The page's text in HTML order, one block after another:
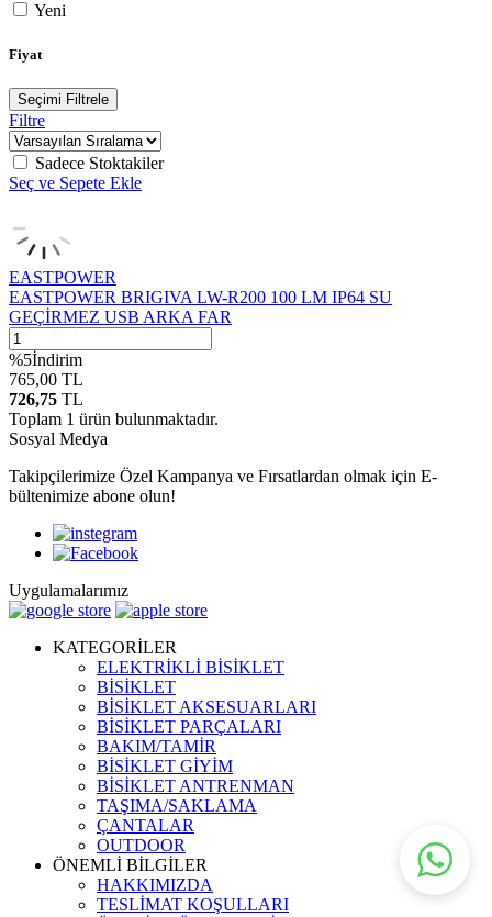
Yeni
Fiyat
Seçimi Filtrele
Filtre
Sadece Stoktakiler
Seç ve Sepete Ekle
EASTPOWER
EASTPOWER BRIGIVA LW-R200 100 LM IP64 SU
GEÇİRMEZ USB ARKA FAR
%5İndirim
765,00 TL
726,75 TL
Toplam 1 ürün bulunmaktadır.
Sosyal Medya
Takipçilerimize Özel Kampanya ve Fırsatlardan olmak için E-
bültenimize abone olun!
Uygulamalarımız
KATEGORİLER
ELEKTRİKLİ BİSİKLET
BİSİKLET
BİSİKLET AKSESUARLARI
BİSİKLET PARÇALARI
BAKIM/TAMİR
BİSİKLET GİYİM
BİSİKLET ANTRENMAN
TAŞIMA/SAKLAMA
ÇANTALAR
OUTDOOR
ÖNEMLİ BİLGİLER
HAKKIMIZDA
TESLİMAT KOŞULLARI